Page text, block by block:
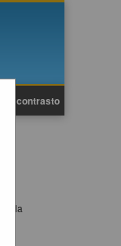
Alto contrasto